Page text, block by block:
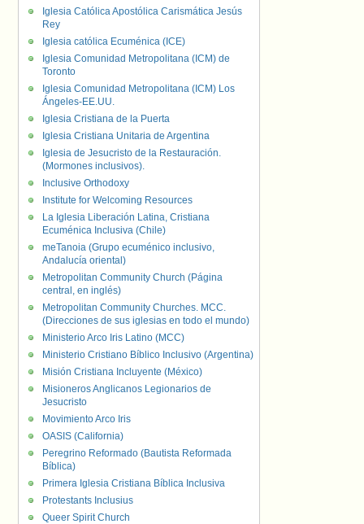
Iglesia Católica Apostólica Carismática Jesús
Rey
Iglesia católica Ecuménica (ICE)
Iglesia Comunidad Metropolitana (ICM) de
Toronto
Iglesia Comunidad Metropolitana (ICM) Los
Ángeles-EE.UU.
Iglesia Cristiana de la Puerta
Iglesia Cristiana Unitaria de Argentina
Iglesia de Jesucristo de la Restauración.
(Mormones inclusivos).
Inclusive Orthodoxy
Institute for Welcoming Resources
La Iglesia Liberación Latina, Cristiana
Ecuménica Inclusiva (Chile)
meTanoia (Grupo ecuménico inclusivo,
Andalucía oriental)
Metropolitan Community Church (Página
central, en inglés)
Metropolitan Community Churches. MCC.
(Direcciones de sus iglesias en todo el mundo)
Ministerio Arco Iris Latino (MCC)
Ministerio Cristiano Bíblico Inclusivo (Argentina)
Misión Cristiana Incluyente (México)
Misioneros Anglicanos Legionarios de
Jesucristo
Movimiento Arco Iris
OASIS (California)
Peregrino Reformado (Bautista Reformada
Bíblica)
Primera Iglesia Cristiana Bíblica Inclusiva
Protestants Inclusius
Queer Spirit Church